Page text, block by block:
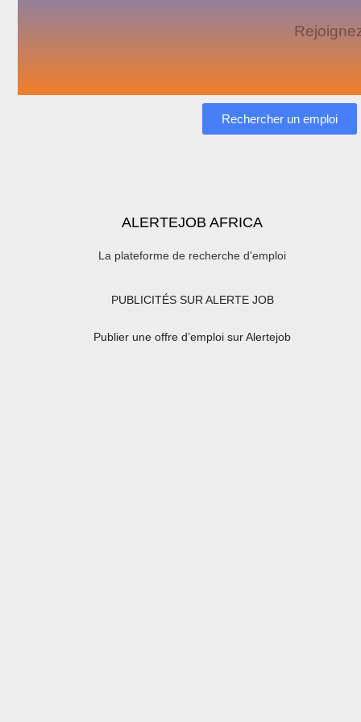
Rechercher un emploi
ALERTEJOB AFRICA
La plateforme de recherche d'emploi
PUBLICITÉS SUR ALERTE JOB
Publier une offre d’emploi sur Alertejob